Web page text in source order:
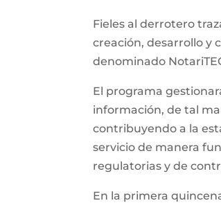
Fieles al derrotero
creación, desarrollo y
denominado
El programa
información, de tal
contribuyendo a la
servicio de manera
regulatorias y de
En la primera